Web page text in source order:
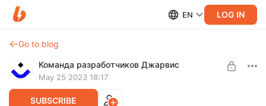
EN LOG IN
Go to blog
Команда разработчиков Джарвис
May 25 2023 18:17
SUBSCRIBE